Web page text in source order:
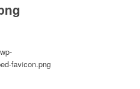
favicon.png